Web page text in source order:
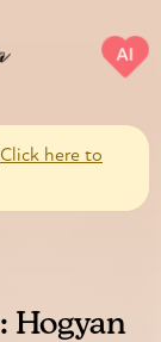
AI
Click here to
Hogyan